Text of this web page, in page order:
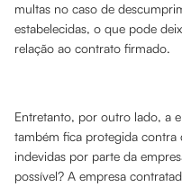
multas no caso de
estabelecidas, o que pode
relação ao contrato firmado.
Entretanto, por outro lado, a
também fica protegida contra
indevidas por parte da
possível? A empresa